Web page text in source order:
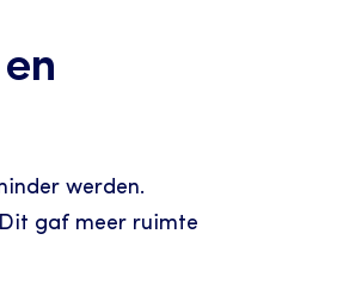
werden.
gaf meer ruimte